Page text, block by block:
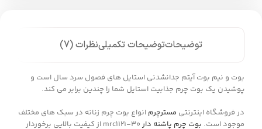
توضیحاتتوضیحات تکمیلینظرات (7)
بوت و نیم بوت آیتم جدانشدنی استایل های فصول سرد سال است و
پوشیدن یک بوت چرم جذابیت استایل شما را چندین برابر می کند.
در فروشگاه اینترنتی مسترچرم انواع بوت چرم زنانه در سبک های مختلف
موجود است. بوت چرم پاشنه دار mrc1121-30 از کیفیت بالایی برخوردار